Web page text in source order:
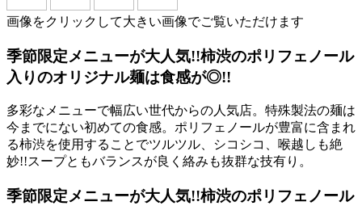
画像をクリックして大きい画像でご覧いただけます
季節限定メニューが大人気!!柿渋のポリフェノール
入りのオリジナル麺は食感が◎!!
多彩なメニューで幅広い世代からの人気店。特殊製法の麺は
今までにない初めての食感。ポリフェノールが豊富に含まれ
る柿渋を使用することでツルツル、シコシコ、喉越しも絶
妙!!スープともバランスが良く絡みも抜群な技有り。
季節限定メニューが大人気!!柿渋のポリフェノール